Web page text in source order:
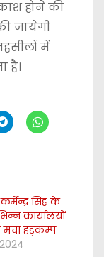
होने की
जायेगी
में
है।
सिंह के
कार्यालयों
मचा हड़कम्प